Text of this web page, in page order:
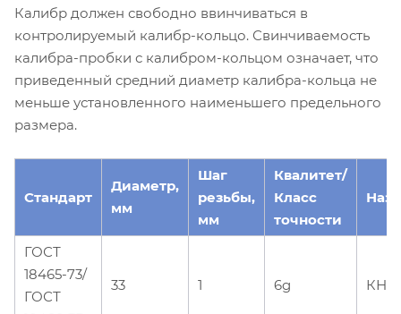
Калибр должен свободно ввинчиваться в
контролируемый калибр-кольцо. Свинчиваемость
калибра-пробки с калибром-кольцом означает, что
приведенный средний диаметр калибра-кольца не
меньше установленного наименьшего предельного
размера.
Стандарт
Диаметр,
мм
Шаг
резьбы,
мм
Квалитет/
Класс
точности
ГОСТ
18465-73/
ГОСТ
33 1 6g